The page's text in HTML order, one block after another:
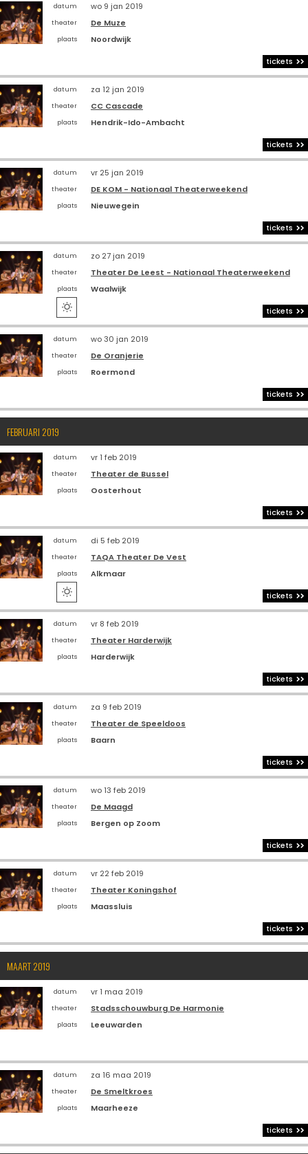
datum wo 9 jan 2019
theater De Muze
plaats
Noordwijk
tickets
datum za 12 jan 2019
theater CC Cascade
plaats
Hendrik-Ido-Ambacht
tickets
datum vr 25 jan 2019
theater DE KOM - Nationaal Theaterweekend
plaats
Nieuwegein
tickets
datum zo 27 jan 2019
theater Theater De Leest - Nationaal Theaterweekend
plaats Waalwijk
 tickets
datum wo 30 jan 2019
theater De Oranjerie
plaats
Roermond
tickets
FEBRUARI 2019
datum vr 1 feb 2019
theater Theater de Bussel
plaats
Oosterhout
tickets
datum di 5 feb 2019
theater TAQA Theater De Vest
plaats Alkmaar
 tickets
datum vr 8 feb 2019
theater Theater Harderwijk
plaats
Harderwijk
tickets
datum za 9 feb 2019
theater Theater de Speeldoos
plaats
Baarn
tickets
datum wo 13 feb 2019
theater De Maagd
plaats
Bergen op Zoom
tickets
datum vr 22 feb 2019
theater Theater Koningshof
plaats
Maassluis
tickets
MAART 2019
datum vr 1 maa 2019
theater Stadsschouwburg De Harmonie
plaats Leeuwarden
datum za 16 maa 2019
theater De Smeltkroes
plaats
Maarheeze
tickets